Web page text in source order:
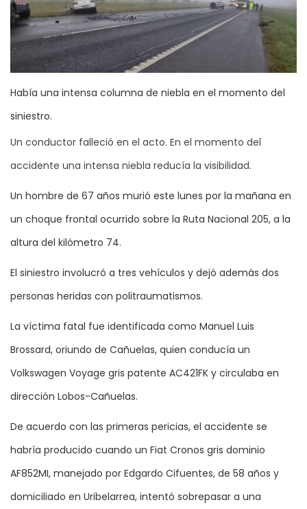
Había una intensa columna de niebla en el momento del
siniestro.
Un conductor falleció en el acto. En el momento del
accidente una intensa niebla reducía la visibilidad.
Un hombre de 67 años murió este lunes por la mañana en
un choque frontal ocurrido sobre la Ruta Nacional 205, a la
altura del kilómetro 74.
El siniestro involucró a tres vehículos y dejó además dos
personas heridas con politraumatismos.
La víctima fatal fue identificada como Manuel Luis
Brossard, oriundo de Cañuelas, quien conducía un
Volkswagen Voyage gris patente AC421FK y circulaba en
dirección Lobos-Cañuelas.
De acuerdo con las primeras pericias, el accidente se
habría producido cuando un Fiat Cronos gris dominio
AF852MI, manejado por Edgardo Cifuentes, de 58 años y
domiciliado en Uribelarrea, intentó sobrepasar a una